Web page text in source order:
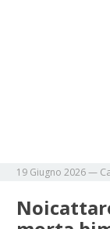
19 Giugno 2026—